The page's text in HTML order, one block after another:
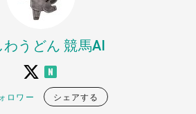
わうどん 競馬AI
ロワー シェアする